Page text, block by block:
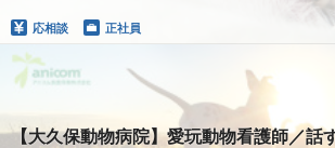
応相談 正社員
【大久保動物病院】愛玩動物看護師／話